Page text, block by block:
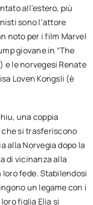
all’estero, più
sono l’attore
noto per i film Marvel
giovane in “The
e le norvegesi Renate
Loven Kongsli (è
una coppia
si trasferiscono
alla Norvegia dopo la
di vicinanza alla
fede. Stabilendosi
un legame con i
figlia Elia si